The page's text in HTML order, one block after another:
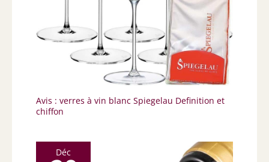
Avis : verres à vin blanc Spiegelau Definition et
chiffon
Déc